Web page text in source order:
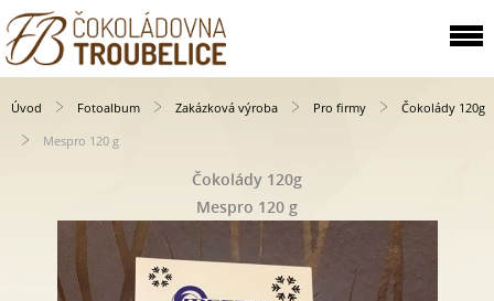
Úvod Fotoalbum Zakázková výroba Pro firmy
Čokolády 120g
Mespro 120 g
Čokolády 120g
Mespro 120 g